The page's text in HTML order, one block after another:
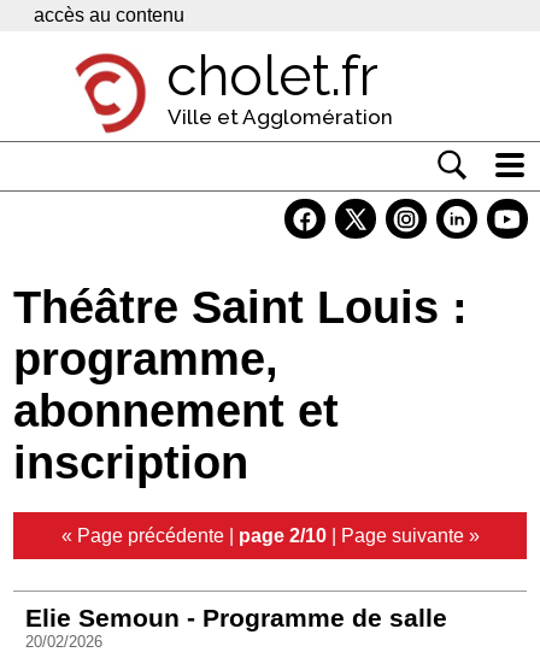
Panneau de gestion des cookies
accès au contenu
cholet.fr
Ville et Agglomération
Economie
Services
Contacts
Théâtre Saint Louis :
programme,
abonnement et
inscription
« Page précédente| page 2/10| Page suivante »
Elie Semoun - Programme de salle
20/02/2026